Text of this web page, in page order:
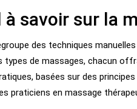
à savoir sur la
des techniques
de massages, chacun
basées sur des
praticiens en massage